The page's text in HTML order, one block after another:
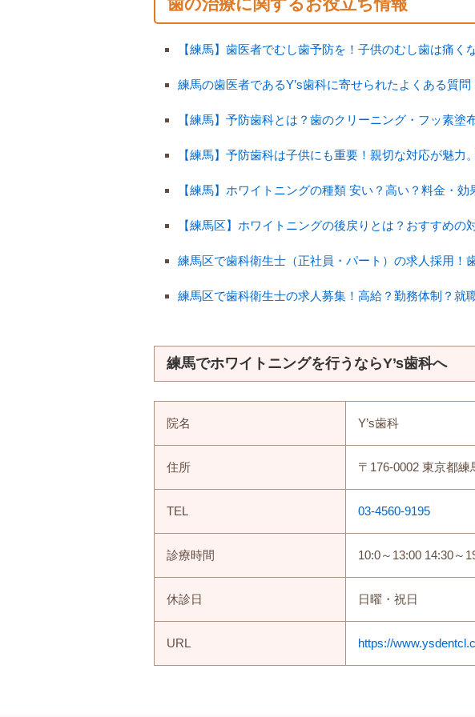
【練馬】歯医者でむし歯予防を！子供のむし歯は痛く
練馬の歯医者であるY’s歯科に寄せられたよくある質
【練馬】予防歯科とは？歯のクリーニング・フッ素塗
【練馬】予防歯科は子供にも重要！親切な対応が魅力
【練馬】ホワイトニングの種類 安い？高い？料金・
【練馬区】ホワイトニングの後戻りとは？おすすめの
練馬区で歯科衛生士（正社員・パート）の求人採用！
練馬区で歯科衛生士の求人募集！高給？勤務体制？就
練馬でホワイトニングを行うならY’s歯科へ
院名 Y’s歯科
住所 〒176-0002 東京都
TEL 03-4560-9195
診療時間 10:0～13:00 14:30～
休診日 日曜・祝日
URL https://